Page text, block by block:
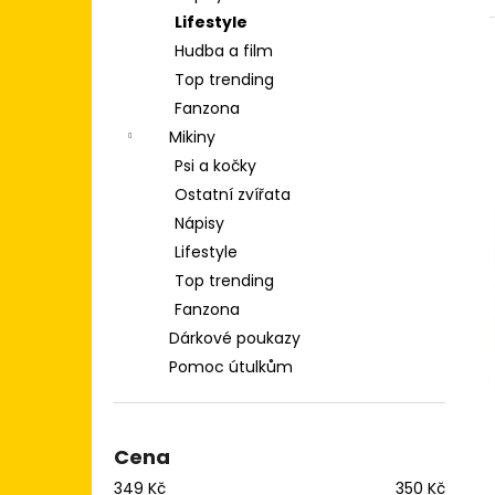
Lifestyle
Hudba a film
Top trending
Fanzona
Mikiny
Psi a kočky
Ostatní zvířata
Nápisy
Lifestyle
Top trending
Fanzona
Dárkové poukazy
Pomoc útulkům
Cena
349 Kč 350 Kč
TRIKO OVLADAČ PS
349 Kč